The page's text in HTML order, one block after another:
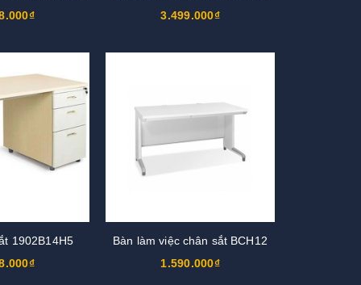
3.499.000₫
1902B14H5
Bàn làm việc chân sắt BCH12
1.590.000₫